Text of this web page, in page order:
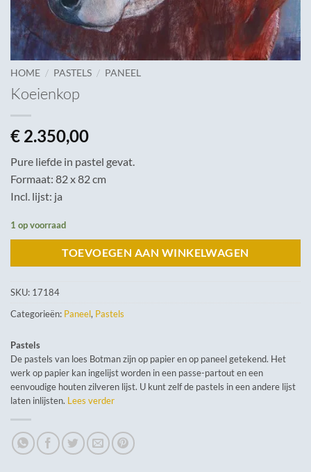
HOME / PASTELS / PANEEL
Koeienkop
€ 2.350,00
Pure liefde in pastel gevat.
Formaat: 82 x 82 cm
Incl. lijst: ja
1 op voorraad
TOEVOEGEN AAN WINKELWAGEN
SKU: 17184
Categorieën: Paneel, Pastels
Pastels
De pastels van loes Botman zijn op papier en op paneel getekend. Het
werk op papier kan ingelijst worden in een passe-partout en een
eenvoudige houten zilveren lijst. U kunt zelf de pastels in een andere lijst
laten inlijsten. Lees verder